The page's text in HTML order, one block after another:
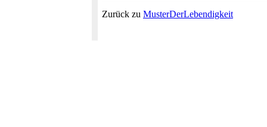
Zurück zu MusterDerLebendigkeit